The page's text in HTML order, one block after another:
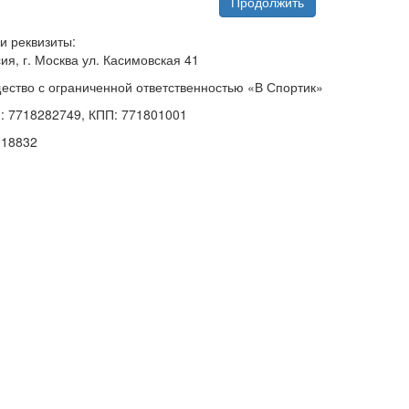
реквизиты:
г. Москва ул. Касимовская 41
с ограниченной ответственностью «В Спортик»
7718282749, КПП: 771801001